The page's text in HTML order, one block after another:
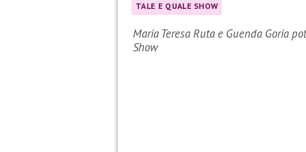
TALE E QUALE SHOW
Maria Teresa Ruta e Guenda Goria
Show